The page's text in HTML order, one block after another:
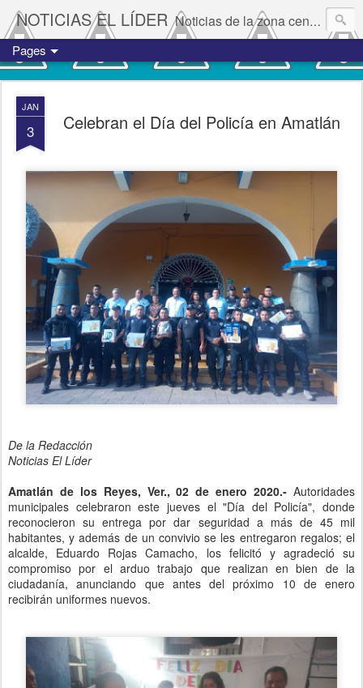
NOTICIAS EL LÍDER Noticias de la zona centro del estado de Veracruz.
Pages
JAN
3 Celebran el Día del Policía en Amatlán
De la Redacción
Noticias El Líder
Amatlán de los Reyes, Ver., 02 de enero 2020.- Autoridades
municipales celebraron este jueves el "Día del Policía", donde
reconocieron su entrega por dar seguridad a más de 45 mil
habitantes, y además de un convivio se les entregaron regalos; el
alcalde, Eduardo Rojas Camacho, los felicitó y agradeció su
compromiso por el arduo trabajo que realizan en bien de la
ciudadanía, anunciando que antes del próximo 10 de enero
recibirán uniformes nuevos.